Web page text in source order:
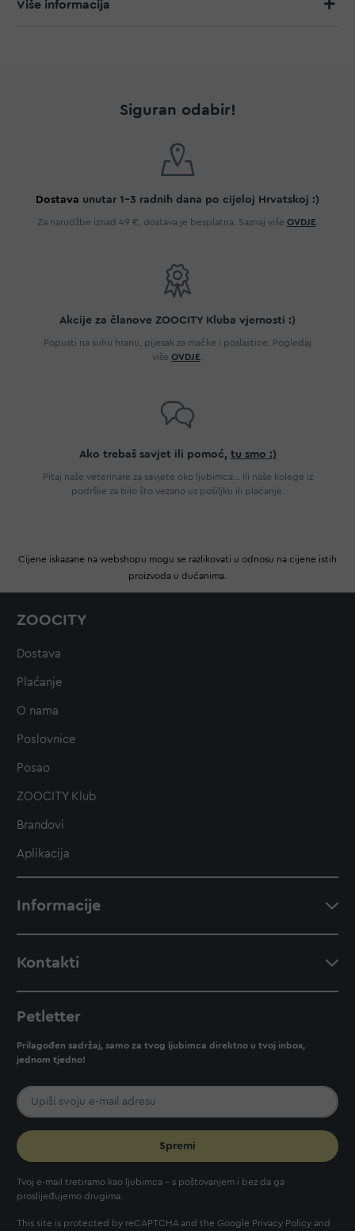
Više informacija
Siguran odabir!
Dostava unutar 1-3 radnih dana po cijeloj Hrvatskoj :)
Za narudžbe iznad 49 €, dostava je besplatna. Saznaj više OVDJE
Akcije za članove ZOOCITY Kluba vjernosti :)
Popusti na suhu hranu, pijesak za mačke i poslastice. Pogledaj
više OVDJE
Ako trebaš savjet ili pomoć, tu smo :)
Pitaj naše veterinare za savjete oko ljubimca... Ili naše kolege iz
podrške za bilo što vezano uz pošiljku ili plaćanje.
Cijene iskazane na webshopu mogu se razlikovati u odnosu na cijene istih
proizvoda u dućanima.
ZOOCITY
Dostava
Plaćanje
O nama
Poslovnice
Posao
ZOOCITY Klub
Brandovi
Aplikacija
Informacije
Kontakti
Petletter
Prilagođen sadržaj, samo za tvog ljubimca direktno u tvoj inbox,
jednom tjedno!
Spremi
Tvoj e-mail tretiramo kao ljubimca - s poštovanjem i bez da ga
proslijeđujemo drugima.
This site is protected by reCAPTCHA and the Google Privacy Policy and